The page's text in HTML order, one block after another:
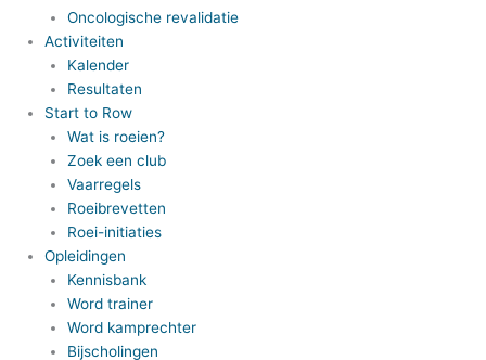
Oncologische revalidatie
Activiteiten
Kalender
Resultaten
Start to Row
Wat is roeien?
Zoek een club
Vaarregels
Roeibrevetten
Roei-initiaties
Opleidingen
Kennisbank
Word trainer
Word kamprechter
Bijscholingen